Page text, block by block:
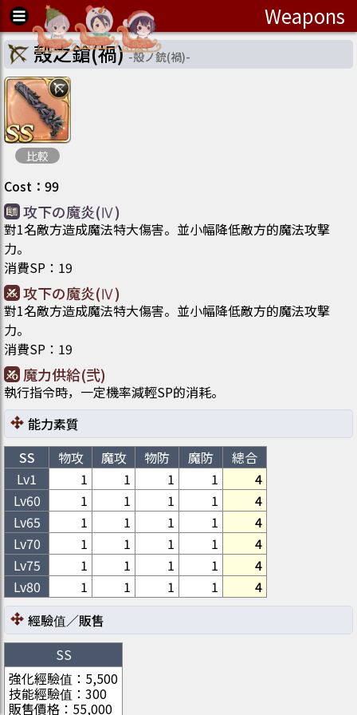
Weapons
殼之鎗(禍) -殻ノ銃(禍)-
比較
Cost ： 99
攻下の魔炎(Ⅳ)
對1名敵方造成魔法特大傷害。並小幅降低敵方的魔法攻撃
力。
消費SP ： 19
攻下の魔炎(Ⅳ)
對1名敵方造成魔法特大傷害。並小幅降低敵方的魔法攻撃
力。
消費SP ： 19
魔力供給(弐)
執行指令時，一定機率減輕SP的消耗。
能力素質
SS
物攻 魔攻 物防 魔防
總合
Lv1
1 1 1 1
4
Lv60 1 1 1 1
4
Lv65 1 1 1 1
4
Lv70 1 1 1 1
4
Lv75 1 1 1 1
4
Lv80 1 1 1 1
4
經驗值／販售
SS
強化經驗值 ： 5,500
技能經驗值 ： 300
販售價格 ： 55,000